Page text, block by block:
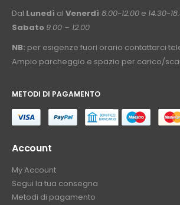
Dal Lunedì al Venerdì 8.00-12.00 e 14.30-
Sabato 9.00 – 12.00
NB: per esigenze fuori orario contattarci
Ampio parcheggio e spazio per carico/
METODI DI PAGAMENTO
Account
My Account
Segui la tua consegna
Metodi di pagamento